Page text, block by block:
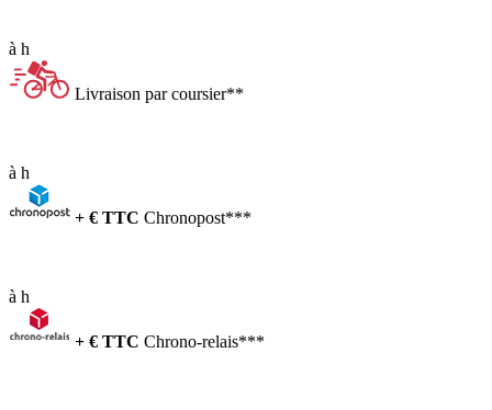
à h
Livraison par coursier**
à h
+ € TTC Chronopost***
à h
+ € TTC Chrono-relais***